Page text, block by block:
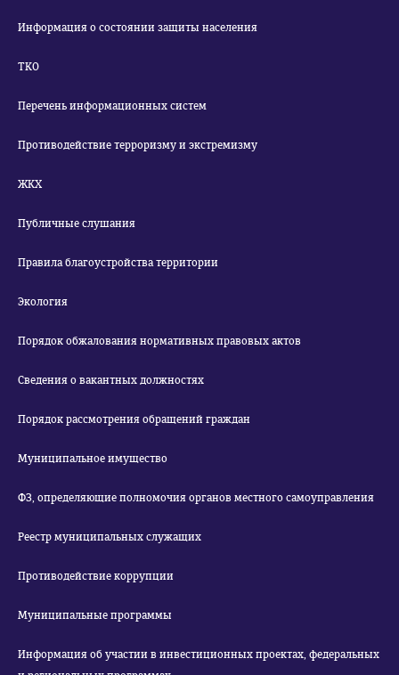
Информация о состоянии защиты населения
ТКО
Перечень информационных систем
Противодействие терроризму и экстремизму
ЖКХ
Публичные слушания
Правила благоустройства территории
Экология
Порядок обжалования нормативных правовых актов
Сведения о вакантных должностях
Порядок рассмотрения обращений граждан
Муниципальное имущество
ФЗ, определяющие полномочия органов местного самоуправления
Реестр муниципальных служащих
Противодействие коррупции
Муниципальные программы
Информация об участии в инвестиционных проектах, федеральных